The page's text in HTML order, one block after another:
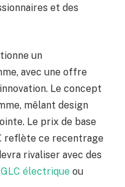
et des
un
avec une offre
Le concept
mêlant design
Le prix de base
reflète ce recentrage
rivaliser avec des
électrique ou